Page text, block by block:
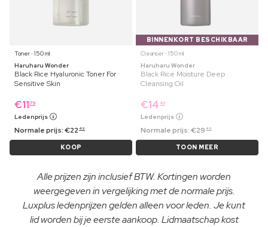
Toner ⋅ 150 ml
Haruharu Wonder
Black Rice Hyaluronic Toner For
Sensitive Skin
€11 79
Ledenprijs
Normale prijs:€22 49
KOOP
BINNENKORT BESCHIKBAAR
Cleanser ⋅ 150 ml
Haruharu Wonder
Black Rice Moisture Deep
Cleansing Oil
€14 49
Ledenprijs
Normale prijs:€29 49
TOON MEER
Alle prijzen zijn inclusief BTW. Kortingen worden
weergegeven in vergelijking met de normale prijs.
Luxplus ledenprijzen gelden alleen voor leden. Je kunt
lid worden bij je eerste aankoop. Lidmaatschap kost